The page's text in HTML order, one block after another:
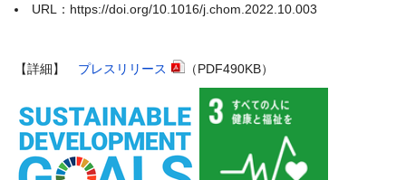
URL：https://doi.org/10.1016/j.chom.2022.10.003
【詳細】 プレスリリース （PDF490KB）